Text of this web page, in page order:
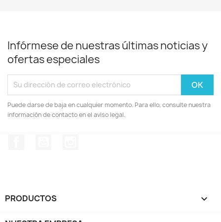
Infórmese de nuestras últimas noticias y
ofertas especiales
Puede darse de baja en cualquier momento. Para ello, consulte nuestra
información de contacto en el aviso legal.
PRODUCTOS 